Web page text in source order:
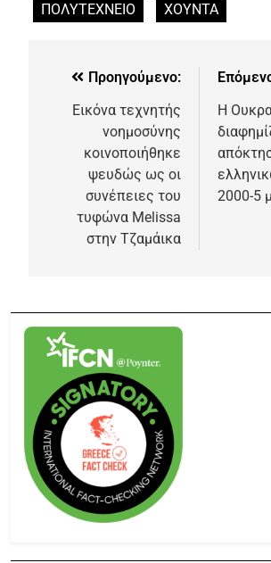
ΠΟΛΥΤΕΧΝΕΙΟ
ΧΟΥΝΤΑ
Προηγούμενο:
Εικόνα τεχνητής
νοημοσύνης
κοινοποιήθηκε
ψευδώς ως οι
συνέπειες του
τυφώνα Melissa
στην Τζαμάικα
Η
2000-5